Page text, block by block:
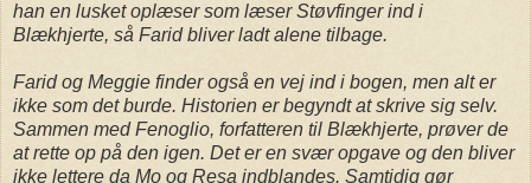
han en lusket oplæser som læser Støvfinger ind i
Blækhjerte, så Farid bliver ladt alene tilbage.
Farid og Meggie finder også en vej ind i bogen, men alt er
ikke som det burde. Historien er begyndt at skrive sig selv.
Sammen med Fenoglio, forfatteren til Blækhjerte, prøver de
at rette op på den igen. Det er en svær opgave og den bliver
ikke lettere da Mo og Resa indblandes. Samtidig gør